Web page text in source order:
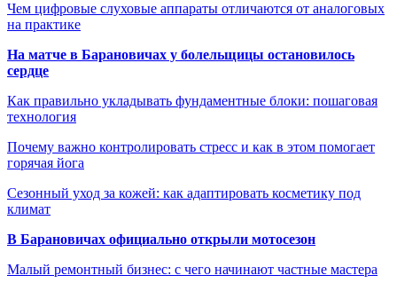
Чем цифровые слуховые аппараты отличаются от аналоговых
на практике
На матче в Барановичах у болельщицы остановилось
сердце
Как правильно укладывать фундаментные блоки: пошаговая
технология
Почему важно контролировать стресс и как в этом помогает
горячая йога
Сезонный уход за кожей: как адаптировать косметику под
климат
В Барановичах официально открыли мотосезон
Малый ремонтный бизнес: с чего начинают частные мастера